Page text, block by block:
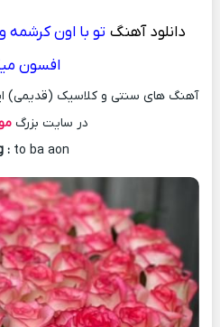
دانلود آهنگ تو با اون کرشمه
افسون
آهنگ های سنتی و کلاسیک (قدیمی)
در سایت بزرگ
: to ba aon